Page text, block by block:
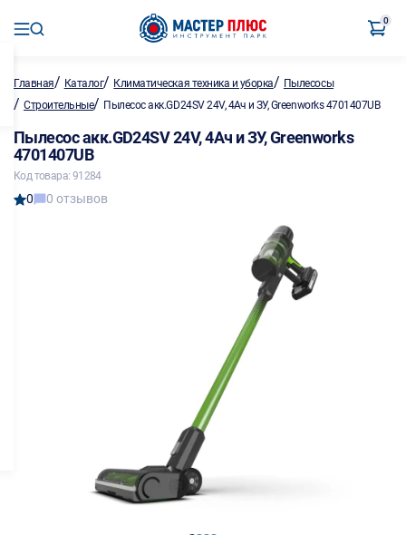
0
Главная/ Каталог/ Климатическая техника и уборка/ Пылесосы
/ Строительные/ Пылесос акк.GD24SV 24V, 4Ач и ЗУ, Greenworks 4701407UB
Пылесос акк.GD24SV 24V, 4Ач и ЗУ, Greenworks
4701407UB
Код товара: 91284
0 0 отзывов